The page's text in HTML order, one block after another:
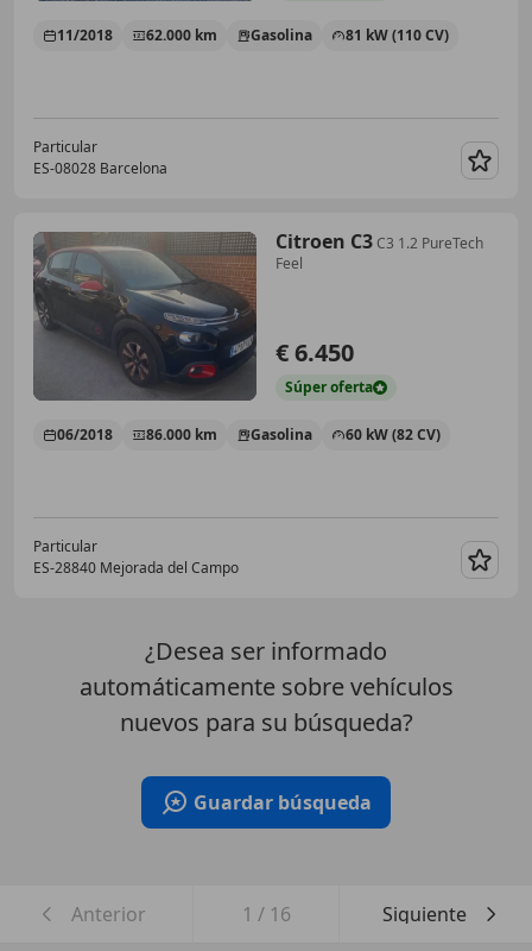
11/2018 62.000 km Gasolina 81 kW (110 CV)
Particular
ES-08028 Barcelona
Citroen C3C3 1.2 PureTech
Feel
€ 6.450
Súperoferta
06/2018 86.000 km Gasolina 60 kW (82 CV)
Particular
ES-28840 Mejorada del Campo
¿Desea ser informado
automáticamente sobre vehículos
nuevos para su búsqueda?
Guardar búsqueda
Anterior 1 / 16 Siguiente